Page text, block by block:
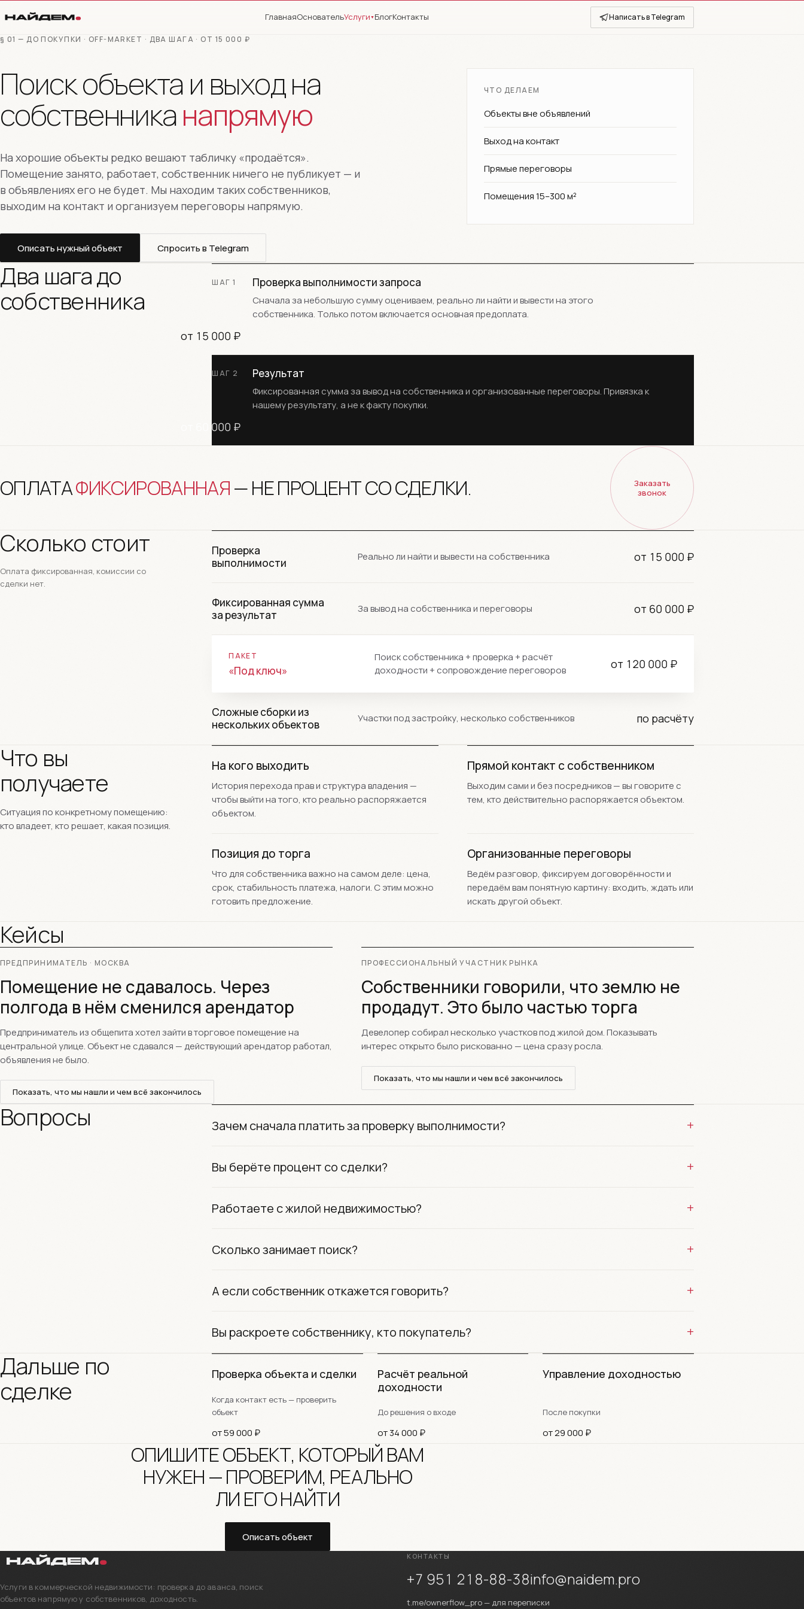
ГлавнаяОсновательУслуги ▼ БлогКонтакты Написать в Telegram
§ 01 — ДО ПОКУПКИ · OFF-MARKET · ДВА ШАГА · ОТ 15 000 ₽
Поиск объекта и выход на
собственниканапрямую
На хорошие объекты редко вешают табличку «продаётся».
Помещение занято, работает, собственник ничего не публикует — и
в объявлениях его не будет. Мы находим таких собственников,
выходим на контакт и организуем переговоры напрямую.
Описать нужный объект Спросить в Telegram
ЧТО ДЕЛАЕМ
Объекты вне объявлений
Выход на контакт
Прямые переговоры
Помещения 15–300 м²
Два шага до
собственника
ШАГ 1 Проверка выполнимости запроса
Сначала за небольшую сумму оцениваем, реально ли найти и вывести на этого
собственника. Только потом включается основная предоплата.
от 15 000 ₽
ШАГ 2 Результат
Фиксированная сумма за вывод на собственника и организованные переговоры. Привязка к
нашему результату, а не к факту покупки.
от 60 000 ₽
ОПЛАТАФИКСИРОВАННАЯ— НЕ ПРОЦЕНТ СО СДЕЛКИ.
Заказать
звонок
Сколько стоит
Оплата фиксированная, комиссии со
сделки нет.
Проверка
выполнимости
Реально ли найти и вывести на собственника от 15 000 ₽
Фиксированная сумма
за результат
За вывод на собственника и переговоры от 60 000 ₽
ПАКЕТ
«Под ключ»
Поиск собственника + проверка + расчёт
доходности + сопровождение переговоров
от 120 000 ₽
Сложные сборки из
нескольких объектов
Участки под застройку, несколько собственников по расчёту
Что вы
получаете
Ситуация по конкретному помещению:
кто владеет, кто решает, какая позиция.
На кого выходить
История перехода прав и структура владения —
чтобы выйти на того, кто реально распоряжается
объектом.
Прямой контакт с собственником
Выходим сами и без посредников — вы говорите с
тем, кто действительно распоряжается объектом.
Позиция до торга
Что для собственника важно на самом деле: цена,
срок, стабильность платежа, налоги. С этим можно
готовить предложение.
Организованные переговоры
Ведём разговор, фиксируем договорённости и
передаём вам понятную картину: входить, ждать или
искать другой объект.
Кейсы
ПРЕДПРИНИМАТЕЛЬ · МОСКВА
Помещение не сдавалось. Через
полгода в нём сменился арендатор
Предприниматель из общепита хотел зайти в торговое помещение на
центральной улице. Объект не сдавался — действующий арендатор работал,
объявления не было.
Показать, что мы нашли и чем всё закончилось
ПРОФЕССИОНАЛЬНЫЙ УЧАСТНИК РЫНКА
Собственники говорили, что землю не
продадут. Это было частью торга
Девелопер собирал несколько участков под жилой дом. Показывать
интерес открыто было рискованно — цена сразу росла.
Показать, что мы нашли и чем всё закончилось
Вопросы Зачем сначала платить за проверку выполнимости? +
Вы берёте процент со сделки? +
Работаете с жилой недвижимостью? +
Сколько занимает поиск? +
А если собственник откажется говорить? +
Вы раскроете собственнику, кто покупатель? +
Дальше по
сделке
Проверка объекта и сделки
Когда контакт есть — проверить
объект
от 59 000 ₽
Расчёт реальной
доходности
До решения о входе
от 34 000 ₽
Управление доходностью
После покупки
от 29 000 ₽
ОПИШИТЕ ОБЪЕКТ, КОТОРЫЙ ВАМ
НУЖЕН — ПРОВЕРИМ, РЕАЛЬНО
ЛИ ЕГО НАЙТИ
Описать объект
Услуги в коммерческой недвижимости: проверка до аванса, поиск
объектов напрямую у собственников, доходность.
КОНТАКТЫ
+7 951 218-88-38info@naidem.pro
t.me/ownerflow_pro — для переписки